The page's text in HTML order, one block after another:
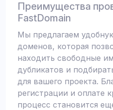
Преимущества
FastDomain
Мы предлагаем
доменов, которая
находить свободные
дубликатов и
для вашего проекта.
регистрации и оплате
процесс становится